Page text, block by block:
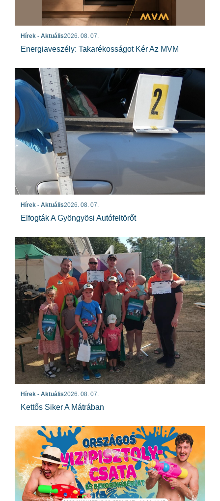
Hírek - Aktuális2026. 08. 07.
Energiaveszély: Takarékosságot Kér Az MVM
Hírek - Aktuális2026. 08. 07.
Elfogták A Gyöngyösi Autófeltörőt
Hírek - Aktuális2026. 08. 07.
Kettős Siker A Mátrában